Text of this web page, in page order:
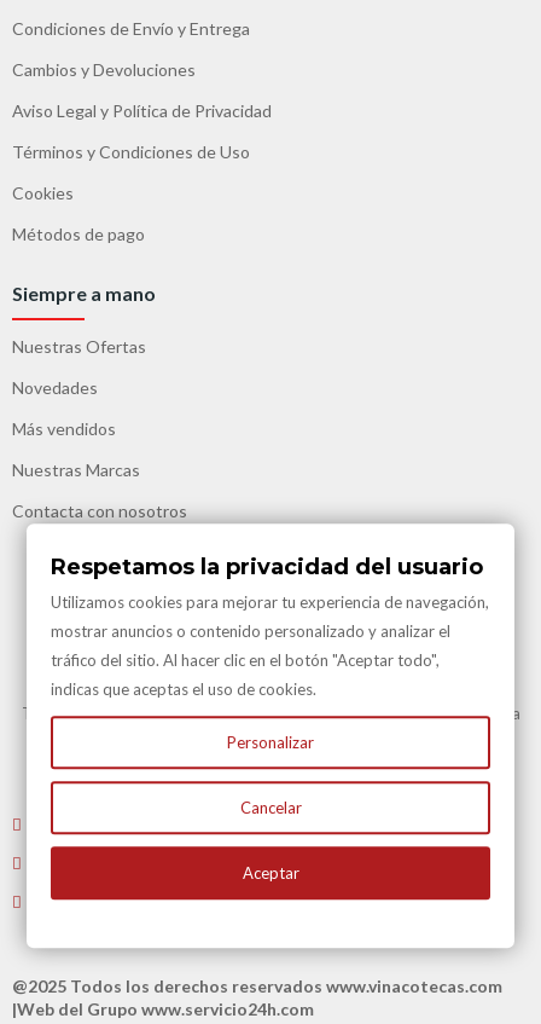
Condiciones de Envío y Entrega
Cambios y Devoluciones
Aviso Legal y Política de Privacidad
Términos y Condiciones de Uso
Cookies
Métodos de pago
Siempre a mano
Nuestras Ofertas
Novedades
Más vendidos
Nuestras Marcas
Contacta con nosotros
Transporte Gratuito en Península para todas nuestras vinotecas y en la
mayoría de artículos.
Consulte en Condiciones Transporte
Tel. 604 181 386 L-V 9 a 14:00 y de 16:00 a 19:00
Tiene 15 días para devolvernos su compra
@2025 Todos los derechos reservados www.vinacotecas.com
|Web del Grupo www.servicio24h.com
Respetamos la privacidad del usuario
Utilizamos cookies para mejorar tu experiencia de navegación,
mostrar anuncios o contenido personalizado y analizar el
tráfico del sitio. Al hacer clic en el botón "Aceptar todo",
indicas que aceptas el uso de cookies.
Personalizar
Cancelar
Aceptar